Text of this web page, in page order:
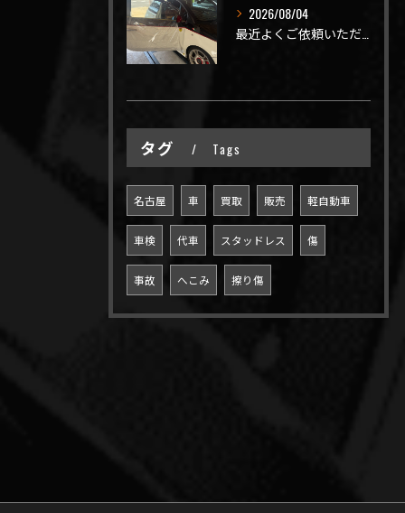
2026/08/04
タグ Tags
名古屋 車 買取 販売 軽自動車
車検 代車 スタッドレス 傷
事故 へこみ 擦り傷